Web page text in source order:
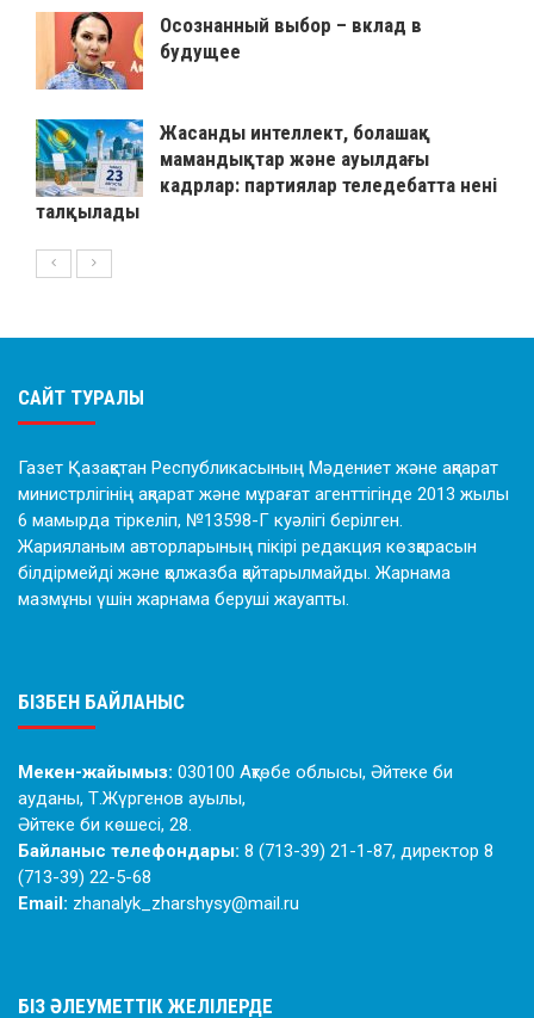
Осознанный выбор – вклад в
будущее
Жасанды интеллект, болашақ
мамандықтар және ауылдағы
кадрлар: партиялар теледебатта нені
талқылады
САЙТ ТУРАЛЫ
Газет Қазақстан Республикасының Мәдениет және ақпарат
министрлігінің ақпарат және мұрағат агенттігінде 2013 жылы
6 мамырда тіркеліп, №13598-Г куәлігі берілген.
Жарияланым авторларының пікірі редакция көзқарасын
білдірмейді және қолжазба қайтарылмайды. Жарнама
мазмұны үшін жарнама беруші жауапты.
БІЗБЕН БАЙЛАНЫС
Мекен-жайымыз: 030100 Ақтөбе облысы, Әйтеке би
ауданы, Т.Жүргенов ауылы,
Әйтеке би көшесі, 28.
Байланыс телефондары: 8 (713-39) 21-1-87, директор 8
(713-39) 22-5-68
Email: zhanalyk_zharshysy@mail.ru
БІЗ ӘЛЕУМЕТТІК ЖЕЛІЛЕРДЕ